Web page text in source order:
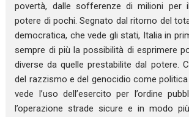
povertà, dalle sofferenze di milioni per
potere di pochi. Segnato dal ritorno del
democratica, che vede gli stati, Italia in
sempre di più la possibilità di esprimere
diverse da quelle prestabilite dal potere.
del razzismo e del genocidio come
vede l’uso dell’esercito per l’ordine
l’operazione strade sicure e in modo